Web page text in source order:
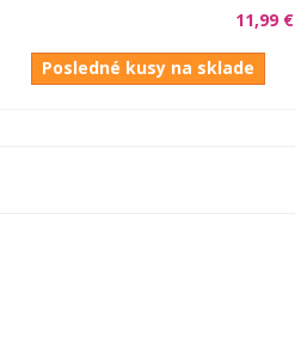
11,99 €
Posledné kusy na sklade